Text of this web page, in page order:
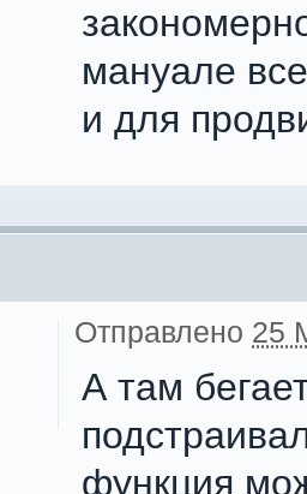
мануале
и для
Отправлено 25
А там
функция